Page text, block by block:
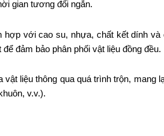
gian tương đối ngắn.
hợp với cao su, nhựa, chất kết dính và
đảm bảo phân phối vật liệu đồng đều.
vật liệu thông qua quá trình trộn, mang
v.v.).